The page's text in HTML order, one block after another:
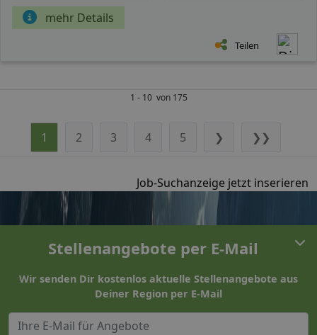
mehr Details
Teilen
1 - 10 von 175
1 2 3 4 5 ❯ ❯❯
Job-Suchanzeige jetzt inserieren
Stellenangebote per E-Mail
Wir senden Dir kostenlos aktuelle Stellenangebote aus
Deiner Region per E-Mail